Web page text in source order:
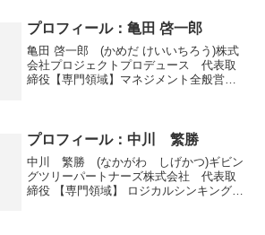
プロフィール：亀田 啓一郎
亀田 啓一郎 (かめだ けいいちろう)株式
会社プロジェクトプロデュース 代表取
締役【専門領域】マネジメント全般営業
プロフィール：中川 繁勝
中川 繁勝 (なかがわ しげかつ)ギビン
グツリーパートナーズ株式会社 代表取
締役 【専門領域】 ロジカルシンキングフ